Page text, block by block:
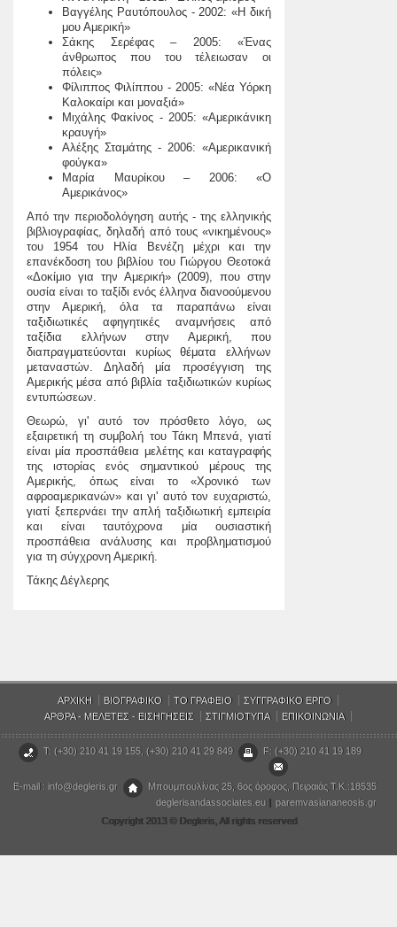
Βαγγέλης Ραυτόπουλος - 2002: «Η δική
μου Αμερική»
Σάκης Σερέφας – 2005: «Ένας
άνθρωπος που του τέλειωσαν οι
πόλεις»
Φίλιππος Φιλίππου - 2005: «Νέα Υόρκη
Καλοκαίρι και μοναξιά»
Μιχάλης Φακίνος - 2005: «Αμερικάνικη
κραυγή»
Αλέξης Σταμάτης - 2006: «Αμερικανική
φούγκα»
Μαρία Μαυρίκου – 2006: «Ο
Αμερικάνος»
Από την περιοδολόγηση αυτής - της ελληνικής
βιβλιογραφίας, δηλαδή από τους «νικημένους»
του 1954 του Ηλία Βενέζη μέχρι και την
επανέκδοση του βιβλίου του Γιώργου Θεοτοκά
«Δοκίμιο για την Αμερική» (2009), που στην
ουσία είναι το ταξίδι ενός έλληνα διανοούμενου
στην Αμερική, όλα τα παραπάνω είναι
ταξιδιωτικές αφηγητικές αναμνήσεις από
ταξίδια ελλήνων στην Αμερική, που
διαπραγματεύονται κυρίως θέματα ελλήνων
μεταναστών. Δηλαδή μία προσέγγιση της
Αμερικής μέσα από βιβλία ταξιδιωτικών κυρίως
εντυπώσεων.
Θεωρώ, γι' αυτό τον πρόσθετο λόγο, ως
εξαιρετική τη συμβολή του Τάκη Μπενά, γιατί
είναι μία προσπάθεια μελέτης και καταγραφής
της ιστορίας ενός σημαντικού μέρους της
Αμερικής, όπως είναι το «Χρονικό των
αφροαμερικανών» και γι' αυτό τον ευχαριστώ,
γιατί ξεπερνάει την απλή ταξιδιωτική εμπειρία
και είναι ταυτόχρονα μία ουσιαστική
προσπάθεια ανάλυσης και προβληματισμού
για τη σύγχρονη Αμερική.
Τάκης Δέγλερης
ΑΡΧΙΚΗ ΒΙΟΓΡΑΦΙΚΟ ΤΟ ΓΡΑΦΕΙΟ
ΣΥΓΓΡΑΦΙΚΟ ΕΡΓΟ
ΑΡΘΡΑ - ΜΕΛΕΤΕΣ - ΕΙΣΗΓΗΣΕΙΣ
ΣΤΙΓΜΙΟΤΥΠΑ ΕΠΙΚΟΙΝΩΝΙΑ
T: (+30) 210 41 19 155, (+30) 210 41 29 849 F: (+30) 210 41 19 189
E-mail : info@degleris.gr
Μπουμπουλίνας 25, 6ος όροφος, Πειραιάς T.K.:18535
deglerisandassociates.eu | paremvasiananeosis.gr
Copyright 2013 © Degleris, All rights reserved